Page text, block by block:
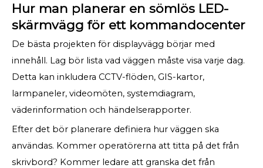
Hur man planerar en sömlös LED-
skärmvägg för ett kommandocenter
De bästa projekten för displayvägg börjar med
innehåll. Lag bör lista vad väggen måste visa varje dag.
Detta kan inkludera CCTV-flöden, GIS-kartor,
larmpaneler, videomöten, systemdiagram,
väderinformation och händelserapporter.
Efter det bör planerare definiera hur väggen ska
användas. Kommer operatörerna att titta på det från
skrivbord? Kommer ledare att granska det från